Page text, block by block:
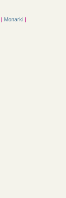
| Monarki |